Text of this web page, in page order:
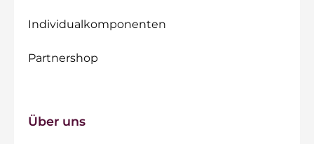
Individualkomponenten
Partnershop
Über uns